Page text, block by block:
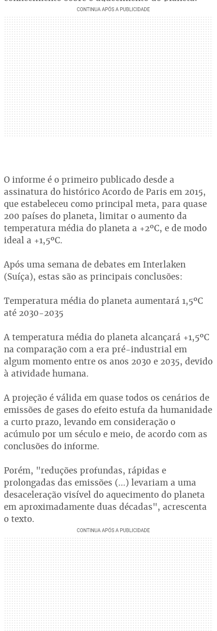
O informe é o primeiro publicado desde a
assinatura do histórico Acordo de Paris em 2015,
que estabeleceu como principal meta, para quase
200 países do planeta, limitar o aumento da
temperatura média do planeta a +2ºC, e de modo
ideal a +1,5ºC.
Após uma semana de debates em Interlaken
(Suíça), estas são as principais conclusões:
Temperatura média do planeta aumentará 1,5ºC
até 2030-2035
A temperatura média do planeta alcançará +1,5ºC
na comparação com a era pré-industrial em
algum momento entre os anos 2030 e 2035, devido
à atividade humana.
A projeção é válida em quase todos os cenários de
emissões de gases do efeito estufa da humanidade
a curto prazo, levando em consideração o
acúmulo por um século e meio, de acordo com as
conclusões do informe.
Porém, "reduções profundas, rápidas e
prolongadas das emissões (...) levariam a uma
desaceleração visível do aquecimento do planeta
em aproximadamente duas décadas", acrescenta
o texto.